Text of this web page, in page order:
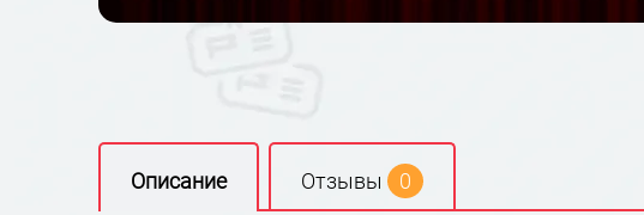
Описание Отзывы 0